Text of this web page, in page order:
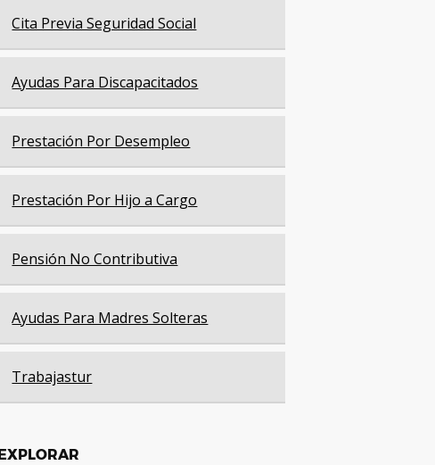
Cita Previa Seguridad Social
Ayudas Para Discapacitados
Prestación Por Desempleo
Prestación Por Hijo a Cargo
Pensión No Contributiva
Ayudas Para Madres Solteras
Trabajastur
EXPLORAR